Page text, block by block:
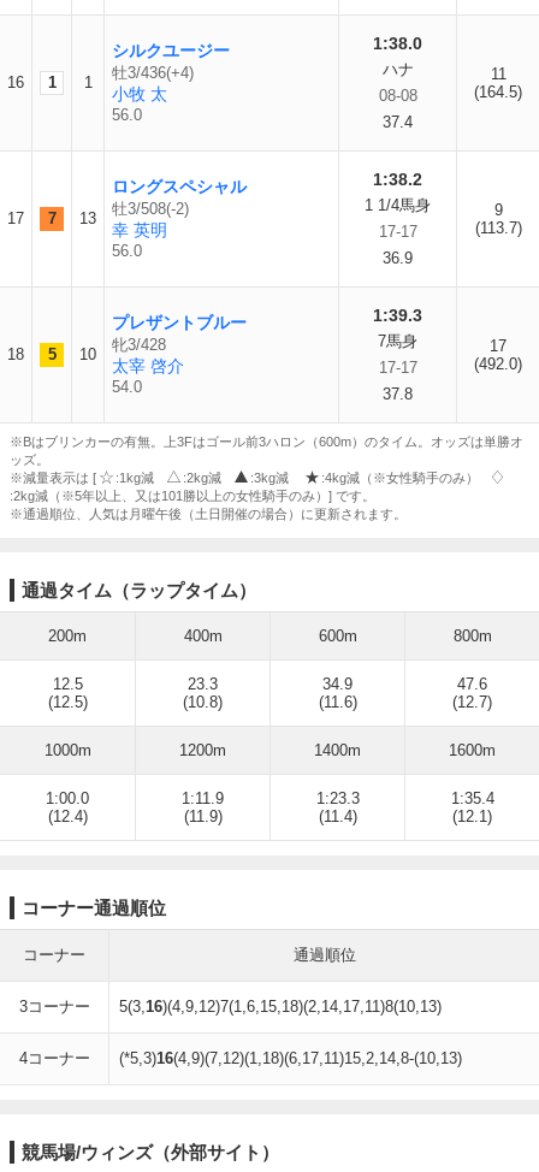
16 1 1
シルクユージー
牡3/436(+4)
小牧 太
56.0
1:38.0
ハナ
08-08
37.4
11
(164.5)
17 7 13
ロングスペシャル
牡3/508(-2)
幸 英明
56.0
1:38.2
1 1/4馬身
17-17
36.9
9
(113.7)
18 5 10
プレザントブルー
牝3/428
太宰 啓介
54.0
1:39.3
7馬身
17-17
37.8
17
(492.0)
※Bはブリンカーの有無。上3Fはゴール前3ハロン（600m）のタイム。オッズは単勝オ
ッズ。
※減量表示は [
:1kg減 :2kg減 :3kg減
:4kg減（※女性騎手のみ）
:2kg減（※5年以上、又は101勝以上の女性騎手のみ）] です。
※通過順位、人気は月曜午後（土日開催の場合）に更新されます。
通過タイム（ラップタイム）
200m 400m 600m 800m
12.5
(12.5)
23.3
(10.8)
34.9
(11.6)
47.6
(12.7)
1000m 1200m 1400m 1600m
1:00.0
(12.4)
1:11.9
(11.9)
1:23.3
(11.4)
1:35.4
(12.1)
コーナー通過順位
コーナー 通過順位
3コーナー 5(3,16)(4,9,12)7(1,6,15,18)(2,14,17,11)8(10,13)
4コーナー (*5,3)16(4,9)(7,12)(1,18)(6,17,11)15,2,14,8-(10,13)
競馬場/ウィンズ（外部サイト）